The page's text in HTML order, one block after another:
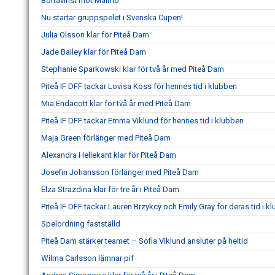
Nu startar gruppspelet i Svenska Cupen!
Julia Olsson klar för Piteå Dam
Jade Bailey klar för Piteå Dam
Stephanie Sparkowski klar för två år med Piteå Dam
Piteå IF DFF tackar Lovisa Koss för hennes tid i klubben
Mia Endacott klar för två år med Piteå Dam
Piteå IF DFF tackar Emma Viklund för hennes tid i klubben
Maja Green förlänger med Piteå Dam
Alexandra Hellekant klar för Piteå Dam
Josefin Johansson förlänger med Piteå Dam
Elza Strazdina klar för tre år i Piteå Dam
Piteå IF DFF tackar Lauren Brzykcy och Emily Gray för deras tid i
Spelordning fastställd
Piteå Dam stärker teamet – Sofia Viklund ansluter på heltid
Wilma Carlsson lämnar pif